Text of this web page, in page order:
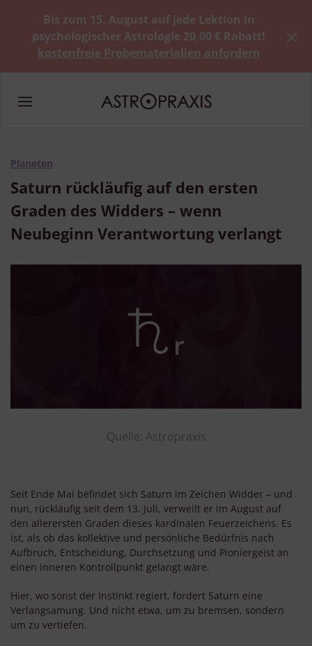
Bis zum 15. August auf jede Lektion in
psychologischer Astrologie 20,00 € Rabatt!
kostenfreie Probematerialien anfordern
Quelle: Astropraxis
Planeten
Saturn rückläufig auf den ersten
Graden des Widders – wenn
Neubeginn Verantwortung verlangt
Seit Ende Mai befindet sich Saturn im Zeichen Widder – und
nun, rückläufig seit dem 13. Juli, verweilt er im August auf
den allerersten Graden dieses kardinalen Feuerzeichens. Es
ist, als ob das kollektive und persönliche Bedürfnis nach
Aufbruch, Entscheidung, Durchsetzung und Pioniergeist an
einen inneren Kontrollpunkt gelangt wäre.
Hier, wo sonst der Instinkt regiert, fordert Saturn eine
Verlangsamung. Und nicht etwa, um zu bremsen, sondern
um zu vertiefen.